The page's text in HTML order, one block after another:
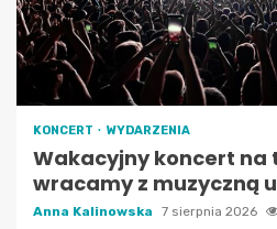
KONCERT WYDARZENIA
Wakacyjny koncert na
wracamy z muzyczną
Anna Kalinowska 7 sierpnia 2026